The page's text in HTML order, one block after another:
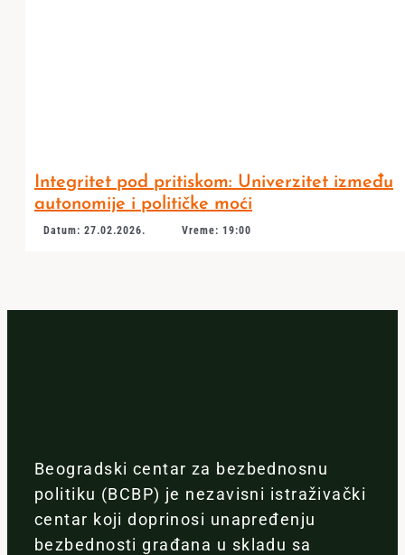
Integritet pod pritiskom: Univerzitet između
autonomije i političke moći
Datum: 27.02.2026. Vreme: 19:00
Beogradski centar za bezbednosnu
politiku (BCBP) je nezavisni istraživački
centar koji doprinosi unapređenju
bezbednosti građana u skladu sa